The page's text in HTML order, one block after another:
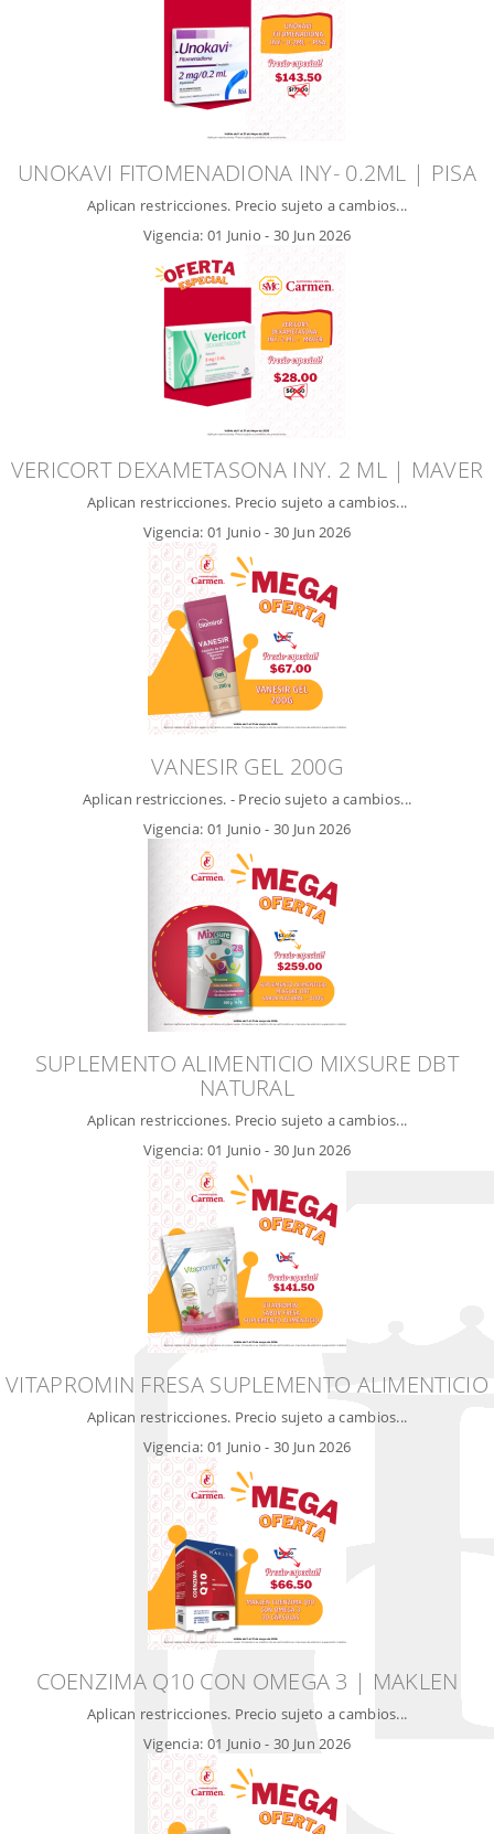
UNOKAVI FITOMENADIONA INY- 0.2ML | PISA
Aplican restricciones. Precio sujeto a cambios...
Vigencia: 01 Junio - 30 Jun 2026
VERICORT DEXAMETASONA INY. 2 ML | MAVER
Aplican restricciones. Precio sujeto a cambios...
Vigencia: 01 Junio - 30 Jun 2026
VANESIR GEL 200G
Aplican restricciones. - Precio sujeto a cambios...
Vigencia: 01 Junio - 30 Jun 2026
SUPLEMENTO ALIMENTICIO MIXSURE DBT
NATURAL
Aplican restricciones. Precio sujeto a cambios...
Vigencia: 01 Junio - 30 Jun 2026
VITAPROMIN FRESA SUPLEMENTO ALIMENTICIO
Aplican restricciones. Precio sujeto a cambios...
Vigencia: 01 Junio - 30 Jun 2026
COENZIMA Q10 CON OMEGA 3 | MAKLEN
Aplican restricciones. Precio sujeto a cambios...
Vigencia: 01 Junio - 30 Jun 2026